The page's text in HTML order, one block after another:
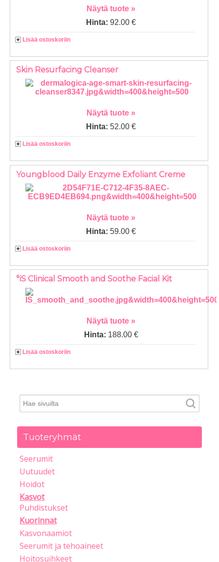
Näytä tuote »
Hinta:92.00 €
Lisää ostoskoriin
Skin Resurfacing Cleanser
Näytä tuote »
Hinta:52.00 €
Lisää ostoskoriin
Youngblood Daily Enzyme Exfoliant Creme
Näytä tuote »
Hinta:59.00 €
Lisää ostoskoriin
°iS Clinical Smooth and Soothe Facial Kit
Näytä tuote »
Hinta: 188.00 €
Lisää ostoskoriin
Tuoteryhmät
Seerumit
Uutuudet
Hoidot
Kasvot
Puhdistukset
Kuorinnat
Kasvonaamiot
Seerumit ja tehoaineet
Hoitosuihkeet